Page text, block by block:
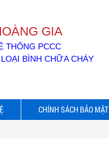
GIA
THỐNG PCCC
BÌNH CHỮA CHÁY
CHÍNH SÁCH BẢO MẬT